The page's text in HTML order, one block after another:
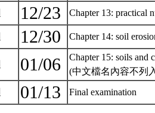
12/23 Chapter 13: practical
12/30 Chapter 14: soil
01/06
Chapter 15: soils and
(中文檔名內容不列
01/13 Final examination